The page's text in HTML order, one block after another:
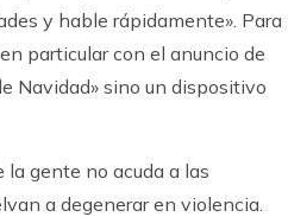
y hable rápidamente». Para
particular con el anuncio de
Navidad» sino un dispositivo
la gente no acuda a las
a degenerar en violencia.